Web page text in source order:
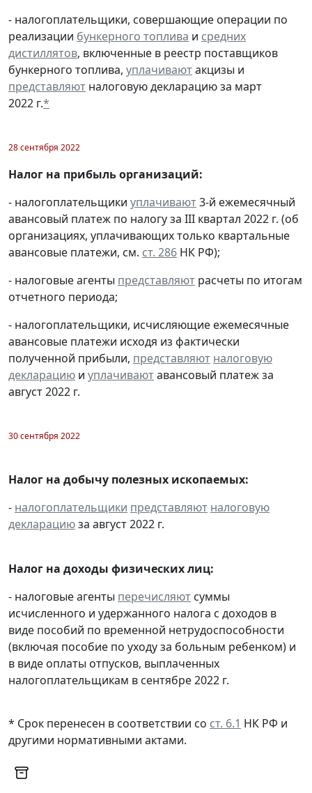
- налогоплательщики, совершающие операции по
реализации бункерного топлива и средних
дистиллятов, включенные в реестр поставщиков
бункерного топлива, уплачиваютакцизы и
представляют налоговую декларацию за март
2022 г.*
28 сентября 2022
Налог на прибыль организаций:
- налогоплательщики уплачивают3-й ежемесячный
авансовый платеж по налогу за III квартал 2022 г. (об
организациях, уплачивающих только квартальные
авансовые платежи, см. ст. 286 НК РФ);
- налоговые агенты представляют расчеты по итогам
отчетного периода;
- налогоплательщики, исчисляющие ежемесячные
авансовые платежи исходя из фактически
полученной прибыли, представляют налоговую
декларацию и уплачиваютавансовый платеж за
август 2022 г.
30 сентября 2022
Налог на добычу полезных ископаемых:
- налогоплательщики представляют налоговую
декларациюза август 2022 г.
Налог на доходы физических лиц:
- налоговые агенты перечисляют суммы
исчисленного и удержанного налога с доходов в
виде пособий по временной нетрудоспособности
(включая пособие по уходу за больным ребенком) и
в виде оплаты отпусков, выплаченных
налогоплательщикам в сентябре 2022 г.
* Срок перенесен в соответствии со ст. 6.1 НК РФ и
другими нормативными актами.